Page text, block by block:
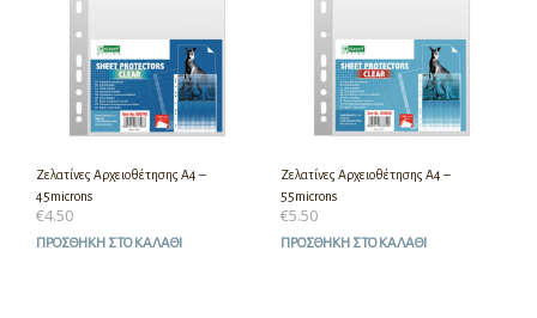
Ζελατίνες Αρχειοθέτησης Α4 –
45microns
€4.50
ΠΡΟΣΘΉΚΗ ΣΤΟ ΚΑΛΆΘΙ
Ζελατίνες Αρχειοθέτησης Α4 –
55microns
€5.50
ΠΡΟΣΘΉΚΗ ΣΤΟ ΚΑΛΆΘΙ